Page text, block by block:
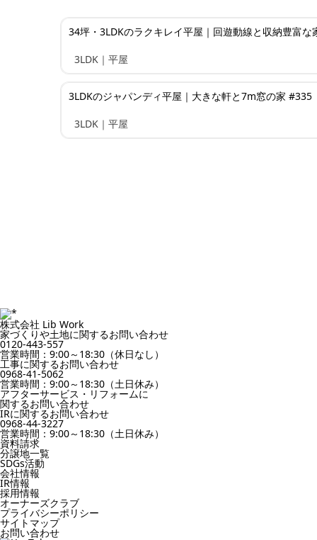
34坪・3LDKのラクキレイ平屋｜回遊動線と収納豊富な
3LDK｜平屋
3LDKのジャパンディ平屋｜大きな軒と7m窓の家 #335
3LDK｜平屋
株式会社 Lib Work
家づくりや土地に関するお問い合わせ
0120-443-557
営業時間：9:00～18:30（休日なし）
工事に関するお問い合わせ
0968-41-5062
営業時間：9:00～18:30（土日休み）
アフターサービス・リフォームに
関するお問い合わせ
IRに関するお問い合わせ
0968-44-3227
営業時間：9:00～18:30（土日休み）
資料請求
分譲地一覧
SDGs活動
会社情報
IR情報
採用情報
オーナーズクラブ
プライバシーポリシー
サイトマップ
お問い合わせ